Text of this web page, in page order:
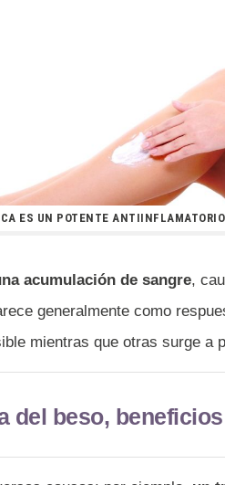
ES UN POTENTE
acumulación de sangre,
generalmente como
mientras que otras surge a
del beso,